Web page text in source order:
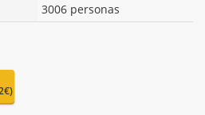
3006 personas